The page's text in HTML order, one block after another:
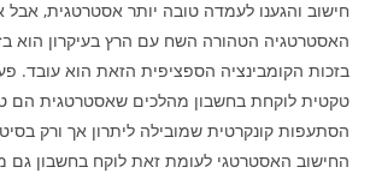
חישוב והגענו לעמדה טובה יותר אסטרטגית, אבל
האסטרטגיה הטהורה השח עם הרץ בעיקרון הוא
בזכות הקומבינציה הספציפית הזאת הוא עובד.
טקטית לוקחת בחשבון מהלכים שאסטרטגית הם
הסתעפות קונקרטית שמובילה ליתרון אך ורק
החישוב האסטרטגי לעומת זאת לוקח בחשבון גם